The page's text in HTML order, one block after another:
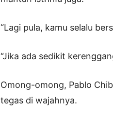
“Lagi pula, kamu selalu
“Jika ada sedikit
Omong-omong, Pablo
tegas di wajahnya.